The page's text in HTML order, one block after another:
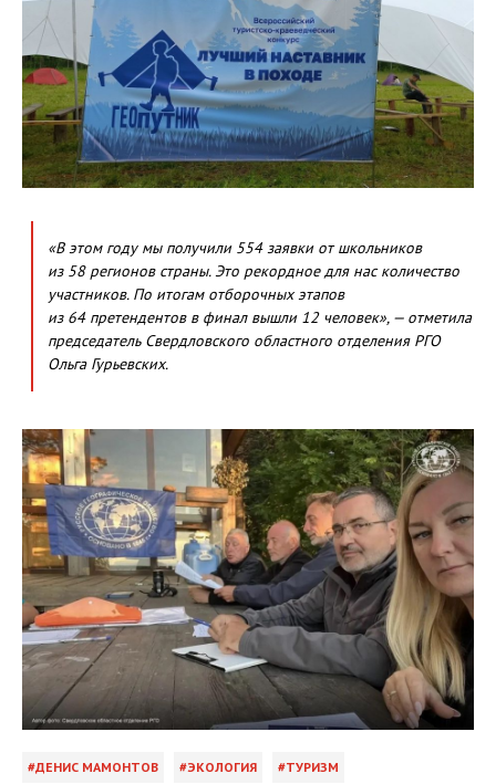
«В этом году мы получили 554 заявки от школьников
из 58 регионов страны. Это рекордное для нас количество
участников. По итогам отборочных этапов
из 64 претендентов в финал вышли 12 человек», — отметила
председатель Свердловского областного отделения РГО
Ольга Гурьевских.
ДЕНИС МАМОНТОВ ЭКОЛОГИЯ ТУРИЗМ